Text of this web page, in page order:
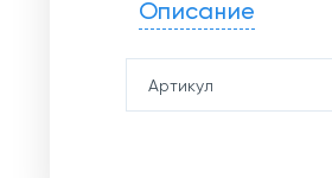
Описание
Артикул